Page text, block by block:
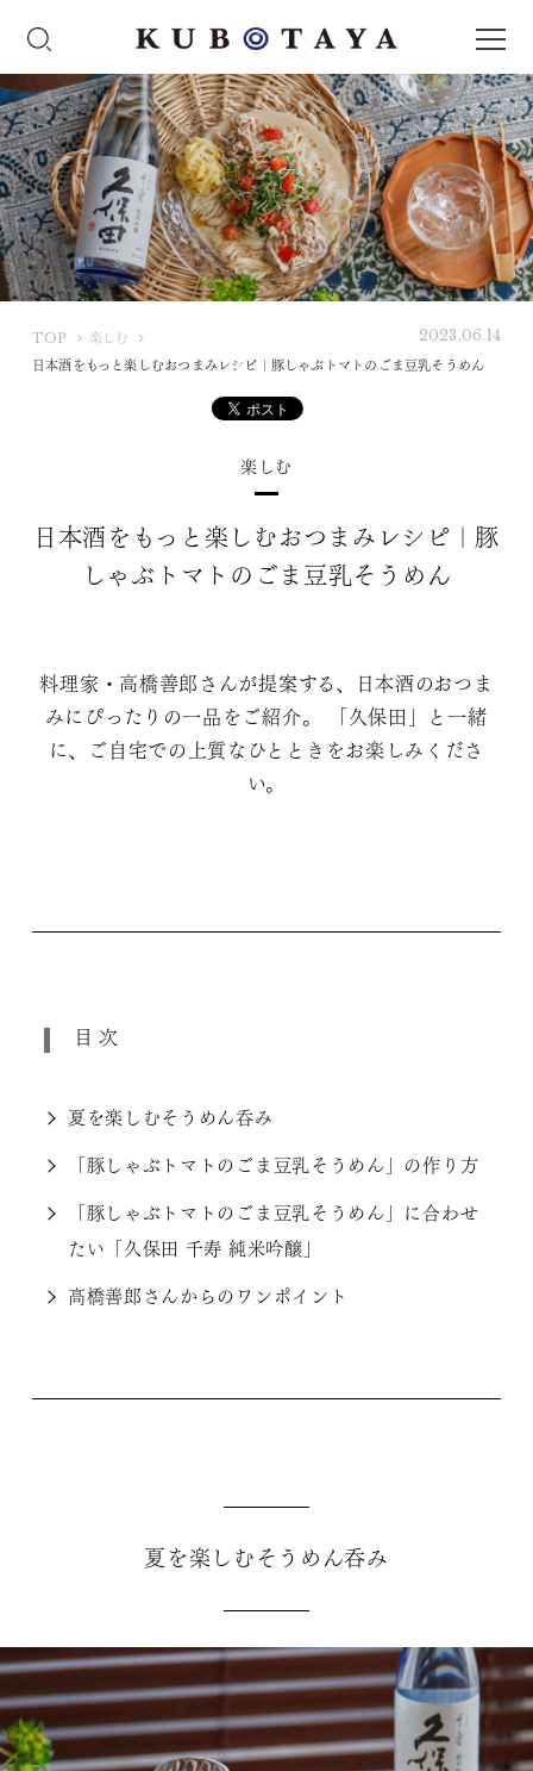
TOP
U
楽しむ
日本酒をもっと楽しむおつまみレシピ｜豚しゃぶトマトのごま豆乳そうめん
2023.06.14
楽しむ
日本酒をもっと楽しむおつまみレシピ｜豚
しゃぶトマトのごま豆乳そうめん
料理家・高橋善郎さんが提案する、日本酒のおつま
みにぴったりの一品をご紹介。 「久保田」と一緒
に、ご自宅での上質なひとときをお楽しみくださ
い。
目次
夏を楽しむそうめん呑み
「豚しゃぶトマトのごま豆乳そうめん」の作り方
「豚しゃぶトマトのごま豆乳そうめん」に合わせ
たい「久保田 千寿 純米吟醸」
高橋善郎さんからのワンポイント
夏を楽しむそうめん呑み